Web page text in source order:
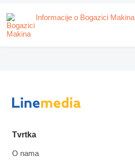
Informacije o Bogazici Makina
Tvrtka
O nama